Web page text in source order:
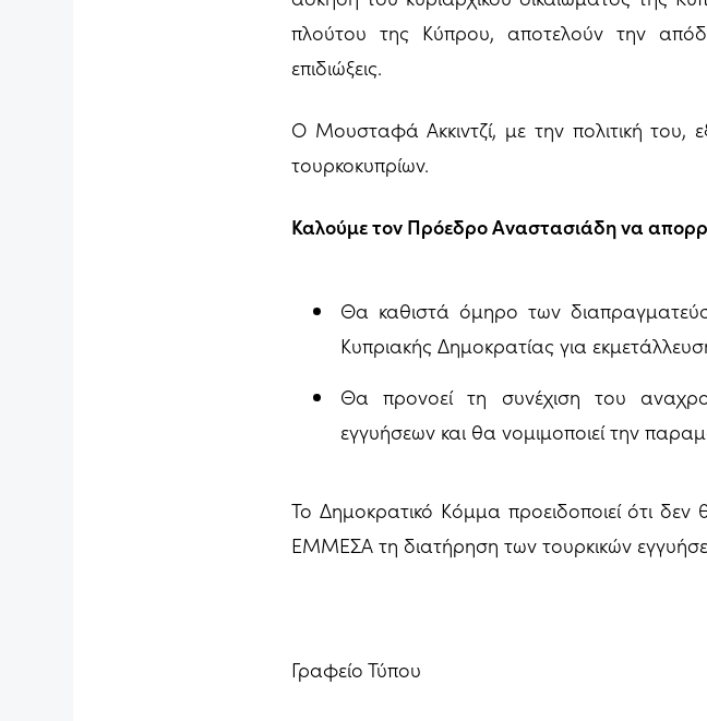
πλούτου της Κύπρου, αποτελούν την
επιδιώξεις.
Ο Μουσταφά Ακκιντζί, με την πολιτική του,
τουρκοκυπρίων.
Καλούμε τον Πρόεδρο Αναστασιάδη να
Θα καθιστά όμηρο των
Κυπριακής Δημοκρατίας για
Θα προνοεί τη συνέχιση του
εγγυήσεων και θα νομιμοποιεί την
Το Δημοκρατικό Κόμμα προειδοποιεί ότι
ΕΜΜΕΣΑ τη διατήρηση των τουρκικών
Γραφείο Τύπου